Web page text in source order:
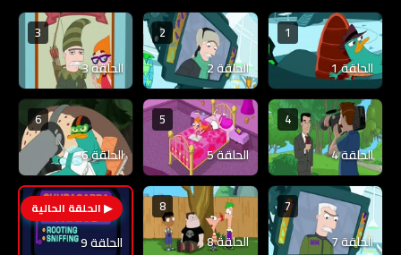
1
الحلقة 1
2
الحلقة 2
3
الحلقة 3
4
الحلقة 4
5
الحلقة 5
6
الحلقة 6
7
الحلقة 7
8
الحلقة 8
9
الحلقة 9